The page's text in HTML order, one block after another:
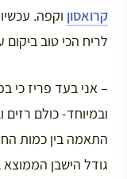
קרואסון וקפה.
לריח הכי טוב ביקום
– אני בעד פריז כי
ובמיוחד- כולם רזים
התאמה בין כמות
גודל הישבן